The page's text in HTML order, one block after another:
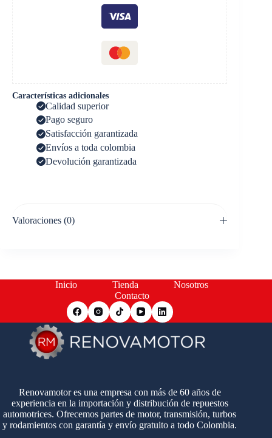
Características adicionales
Calidad superior
Pago seguro
Satisfacción garantizada
Envíos a toda colombia
Devolución garantizada
Valoraciones (0)
Inicio Tienda
Nosotros
Contacto
Renovamotor es una empresa con más de 60 años de
experiencia en la importación y distribución de repuestos
automotrices. Ofrecemos partes de motor, transmisión, turbos
y rodamientos con garantía y envío gratuito a todo Colombia.